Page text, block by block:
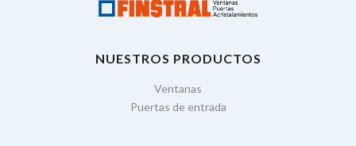
NUESTROS PRODUCTOS
Ventanas
Puertas de entrada